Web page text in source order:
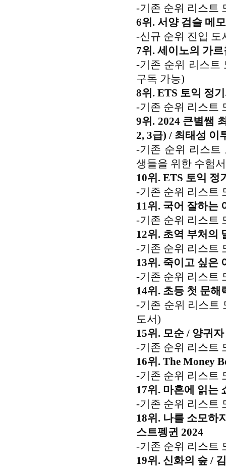
-기존 순위 리스트
6위. 서양 검술 메
-신규 순위 진입 도
7위. 세이노의 가
-기존 순위 리스트
구독 가능)
8위. ETS 토익 정
-기존 순위 리스트
9위. 2024 큰별쌤
2, 3급) / 최태성 이
-기존 순위 리스트
생들을 위한 수험
10위. ETS 토익 정
-기존 순위 리스트
11위. 국어 잘하는
-기존 순위 리스트
12위. 초역 부처의
-기존 순위 리스트
13위. 죽이고 싶은
-기존 순위 리스트
14위. 초등 첫 문해
-기존 순위 리스트
도서)
15위. 모순 / 양귀
-기존 순위 리스트
16위. The Money
-기존 순위 리스트
17위. 마흔에 읽는
-기존 순위 리스트
18위. 나를 소모하
스트펭귄 2024
-기존 순위 리스트
19위. 신화의 숲 /